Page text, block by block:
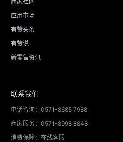
应用市场
有赞头条
有赞说
新零售资讯
联系我们
电话咨询：0571-8685 7988
商家服务：0571-8998 8848
消费保障：在线客服